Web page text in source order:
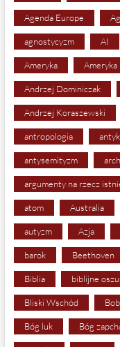
Agenda Europe
agnostycyzm AI
Ameryka Ameryka
Andrzej Dominiczak
Andrzej Koraszewski
antropologia
antysemityzm
argumenty na rzecz
atom Australia
autyzm Azja
barok Beethoven
Biblia biblijne
Bliski Wschód
Bóg luk Bóg